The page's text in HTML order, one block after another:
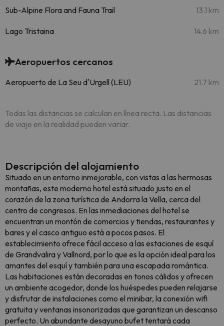
Sub-Alpine Flora and Fauna Trail 13.1 km
Lago Tristaina 14.6 km
Aeropuertos cercanos
Aeropuerto de La Seu d'Urgell (LEU) 21.7 km
Todas las distancias se calculan en línea recta. Las distancias
de viaje en la realidad pueden variar.
Descripción del alojamiento
Situado en un entorno inmejorable, con vistas a las hermosas
montañas, este moderno hotel está situado justo en el
corazón de la zona turística de Andorra la Vella, cerca del
centro de congresos. En las inmediaciones del hotel se
encuentran un montón de comercios y tiendas, restaurantes y
bares y el casco antiguo está a pocos pasos. El
establecimiento ofrece fácil acceso a las estaciones de esquí
de Grandvalira y Vallnord, por lo que es la opción ideal para los
amantes del esquí y también para una escapada romántica.
Las habitaciones están decoradas en tonos cálidos y ofrecen
un ambiente acogedor, donde los huéspedes pueden relajarse
y disfrutar de instalaciones como el minibar, la conexión wifi
gratuita y ventanas insonorizadas que garantizan un descanso
perfecto. Un abundante desayuno bufet tentará cada